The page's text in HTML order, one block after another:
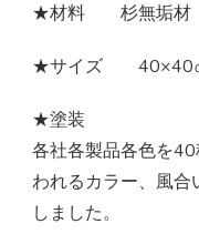
★材料 杉無垢材
★サイズ 40×40
★塗装
各社各製品各色を
われるカラー、風合
しました。